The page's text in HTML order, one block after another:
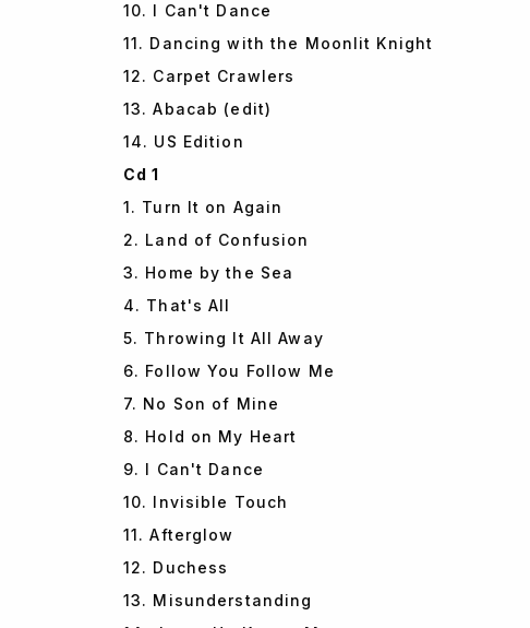
10. I Can't Dance
11. Dancing with the Moonlit Knight
12. Carpet Crawlers
13. Abacab (edit)
14. US Edition
Cd 1
1. Turn It on Again
2. Land of Confusion
3. Home by the Sea
4. That's All
5. Throwing It All Away
6. Follow You Follow Me
7. No Son of Mine
8. Hold on My Heart
9. I Can't Dance
10. Invisible Touch
11. Afterglow
12. Duchess
13. Misunderstanding